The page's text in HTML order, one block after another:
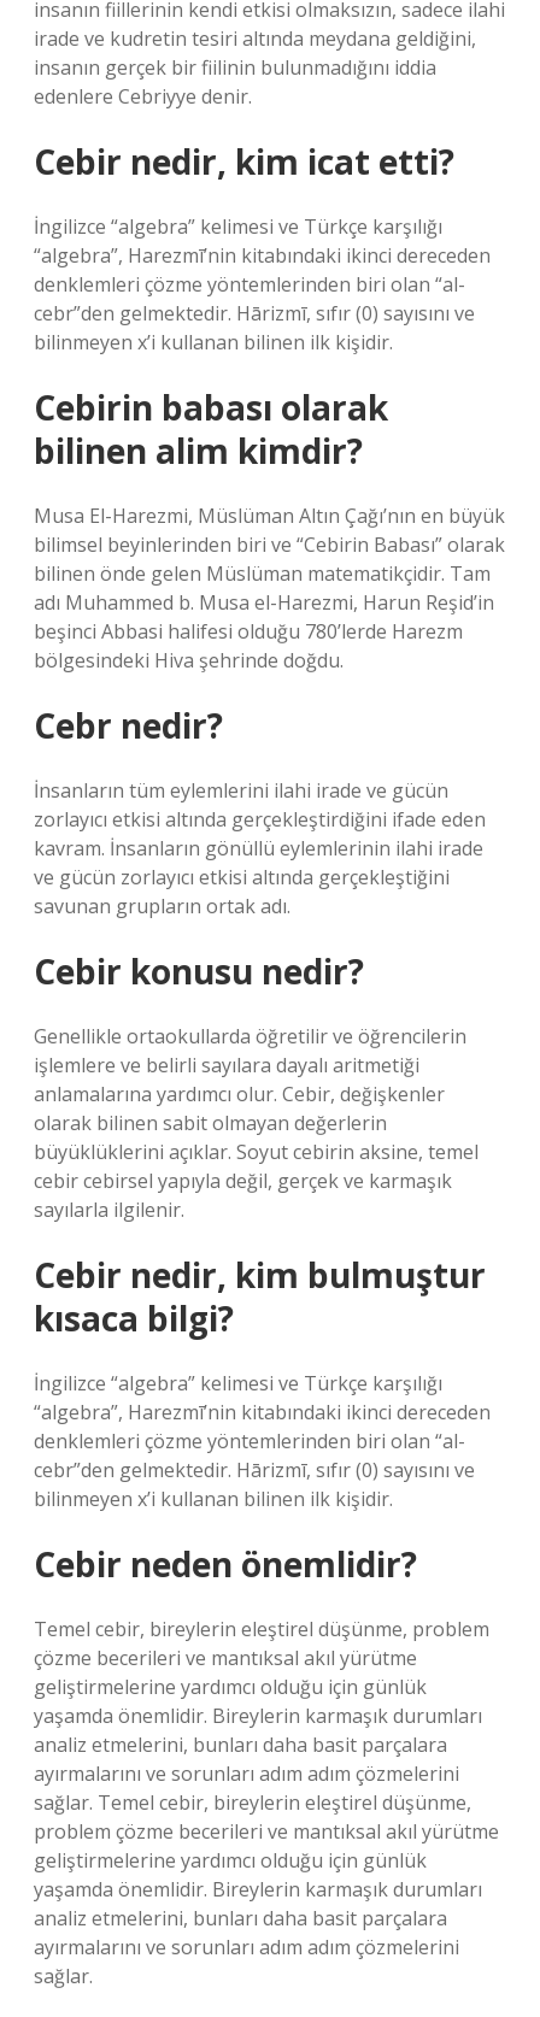
insanın fiillerinin kendi etkisi olmaksızın, sadece ilahi
irade ve kudretin tesiri altında meydana geldiğini,
insanın gerçek bir fiilinin bulunmadığını iddia
edenlere Cebriyye denir.
Cebir nedir, kim icat etti?
İngilizce “algebra” kelimesi ve Türkçe karşılığı
“algebra”, Harezmī’nin kitabındaki ikinci dereceden
denklemleri çözme yöntemlerinden biri olan “al-
cebr”den gelmektedir. Hārizmī, sıfır (0) sayısını ve
bilinmeyen x’i kullanan bilinen ilk kişidir.
Cebirin babası olarak
bilinen alim kimdir?
Musa El-Harezmi, Müslüman Altın Çağı’nın en büyük
bilimsel beyinlerinden biri ve “Cebirin Babası” olarak
bilinen önde gelen Müslüman matematikçidir. Tam
adı Muhammed b. Musa el-Harezmi, Harun Reşid’in
beşinci Abbasi halifesi olduğu 780’lerde Harezm
bölgesindeki Hiva şehrinde doğdu.
Cebr nedir?
İnsanların tüm eylemlerini ilahi irade ve gücün
zorlayıcı etkisi altında gerçekleştirdiğini ifade eden
kavram. İnsanların gönüllü eylemlerinin ilahi irade
ve gücün zorlayıcı etkisi altında gerçekleştiğini
savunan grupların ortak adı.
Cebir konusu nedir?
Genellikle ortaokullarda öğretilir ve öğrencilerin
işlemlere ve belirli sayılara dayalı aritmetiği
anlamalarına yardımcı olur. Cebir, değişkenler
olarak bilinen sabit olmayan değerlerin
büyüklüklerini açıklar. Soyut cebirin aksine, temel
cebir cebirsel yapıyla değil, gerçek ve karmaşık
sayılarla ilgilenir.
Cebir nedir, kim bulmuştur
kısaca bilgi?
İngilizce “algebra” kelimesi ve Türkçe karşılığı
“algebra”, Harezmī’nin kitabındaki ikinci dereceden
denklemleri çözme yöntemlerinden biri olan “al-
cebr”den gelmektedir. Hārizmī, sıfır (0) sayısını ve
bilinmeyen x’i kullanan bilinen ilk kişidir.
Cebir neden önemlidir?
Temel cebir, bireylerin eleştirel düşünme, problem
çözme becerileri ve mantıksal akıl yürütme
geliştirmelerine yardımcı olduğu için günlük
yaşamda önemlidir. Bireylerin karmaşık durumları
analiz etmelerini, bunları daha basit parçalara
ayırmalarını ve sorunları adım adım çözmelerini
sağlar. Temel cebir, bireylerin eleştirel düşünme,
problem çözme becerileri ve mantıksal akıl yürütme
geliştirmelerine yardımcı olduğu için günlük
yaşamda önemlidir. Bireylerin karmaşık durumları
analiz etmelerini, bunları daha basit parçalara
ayırmalarını ve sorunları adım adım çözmelerini
sağlar.